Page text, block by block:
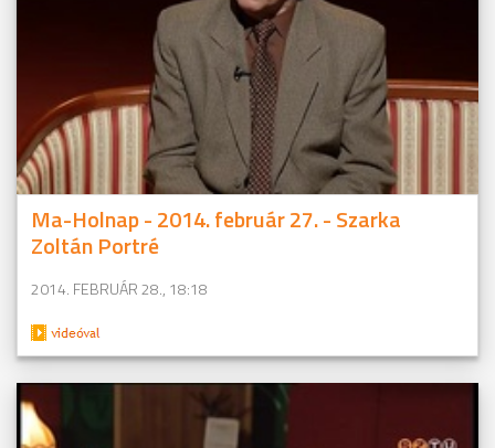
Ma-Holnap - 2014. február 27. - Szarka
Zoltán Portré
2014. FEBRUÁR 28., 18:18